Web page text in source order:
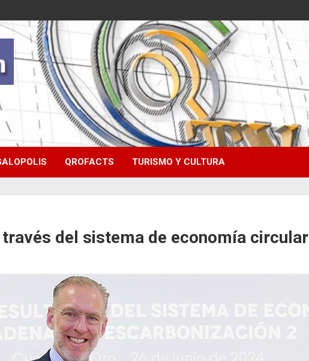
QROFACTS TURISMO Y CULTURA
del sistema de economía circular